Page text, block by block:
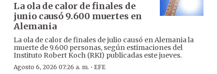
La ola de calor de finales de
junio causó 9.600 muertes en
Alemania
La ola de calor de finales de julio causó en Alemania la
muerte de 9.600 personas, según estimaciones del
Instituto Robert Koch (RKI) publicadas este jueves.
Agosto 6, 2026 07:26 a. m. · EFE